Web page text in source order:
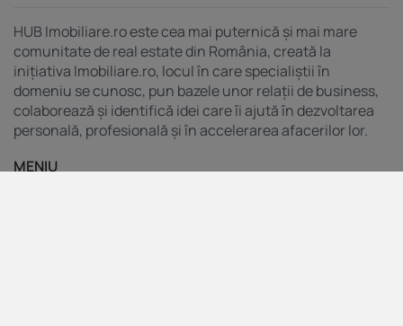
HUB Imobiliare.ro este cea mai puternică și mai mare
comunitate de real estate din România, creată la
inițiativa Imobiliare.ro, locul în care specialiștii în
domeniu se cunosc, pun bazele unor relații de business,
colaborează și identifică idei care îi ajută în dezvoltarea
personală, profesională și în accelerarea afacerilor lor.
MENIU